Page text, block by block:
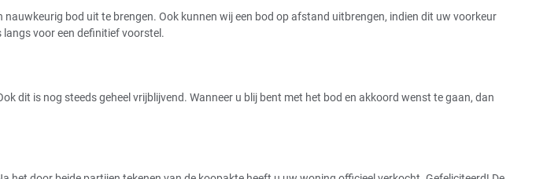
Huis verkopen van ouders in verpleeghuis
Verplicht huis verkopen bij opname verzorgingshuis
Huis verkopen - onder
Huis verkopen onder voorbehoud verkoop eigen woning
bod uit te brengen. Ook kunnen wij een bod op afstand uitbrengen, indien dit uw voorkeur
langs voor een definitief voorstel.
dit is nog steeds geheel vrijblijvend. Wanneer u blij bent met het bod en akkoord wenst te gaan, dan